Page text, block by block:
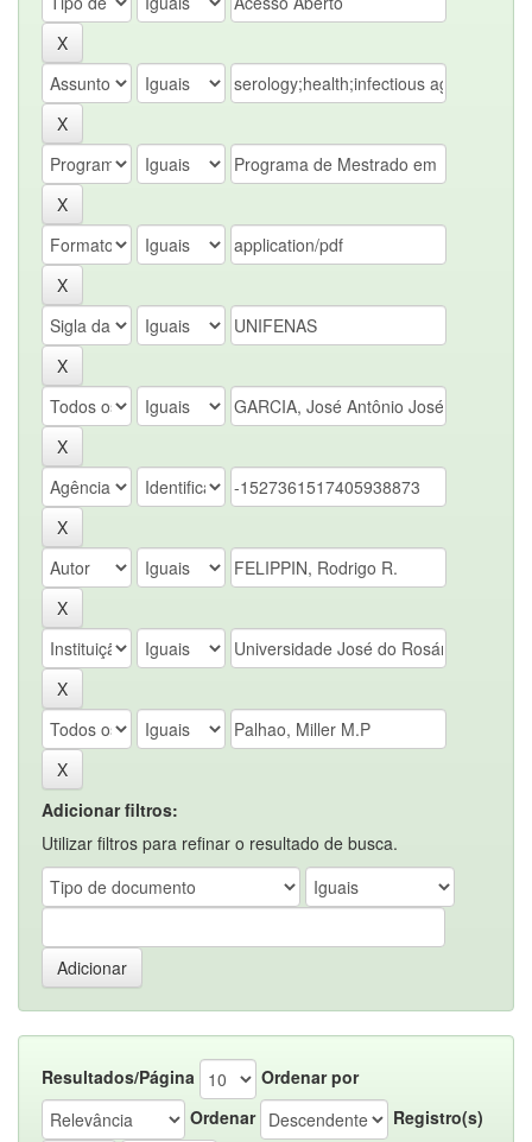
Adicionar filtros:
Utilizar filtros para refinar o resultado de busca.
Resultados/Página
Ordenar por
Ordenar
Registro(s)